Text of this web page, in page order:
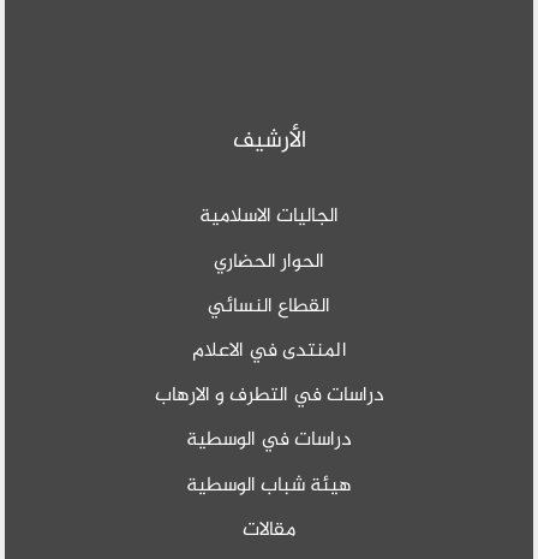
الأرشيف
الجاليات الاسلامية
الحوار الحضاري
القطاع النسائي
المنتدى في الاعلام
دراسات في التطرف و الارهاب
دراسات في الوسطية
هيئة شباب الوسطية
مقالات